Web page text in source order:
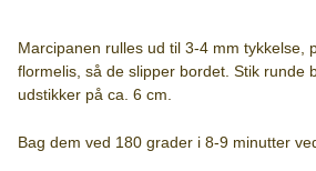
Marcipanen rulles ud til 3-4 mm tykkelse,
flormelis, så de slipper bordet. Stik runde
udstikker på ca. 6 cm.
Bag dem ved 180 grader i 8-9 minutter